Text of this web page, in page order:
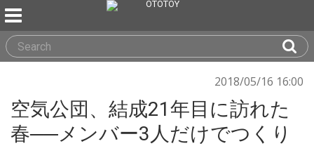
2018/05/16 16:00
空気公団、結成21年目に訪れた
春──メンバー3人だけでつくり